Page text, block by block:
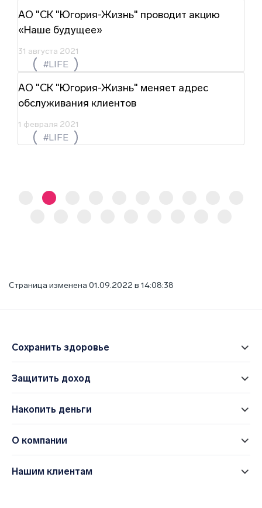
АО "СК "Югория-Жизнь" проводит акцию
«Наше будущее»
31 августа 2021
#LIFE
АО "СК "Югория-Жизнь" меняет адрес
обслуживания клиентов
1 февраля 2021
#LIFE
Страница изменена 01.09.2022 в 14:08:38
Сохранить здоровье
Защитить доход
Накопить деньги
О компании
Нашим клиентам